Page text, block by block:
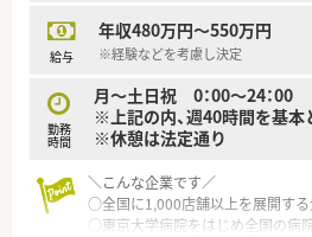
【想定されるキャリアイメージ】
■薬剤師業務に留まらず、採用や
■意欲次第で30代での役員就任も
活躍する道もあります。
■独自の業務支援制度により、多
給与
年収480万円～550万円
※経験などを考慮し決定
勤務
時間
月～土日祝 0：00～24：00
※上記の内、週40時間を基
※休憩は法定通り
＼こんな企業です／
○全国に1,000店舗以上を展開する
○東京大学病院をはじめ全国の病